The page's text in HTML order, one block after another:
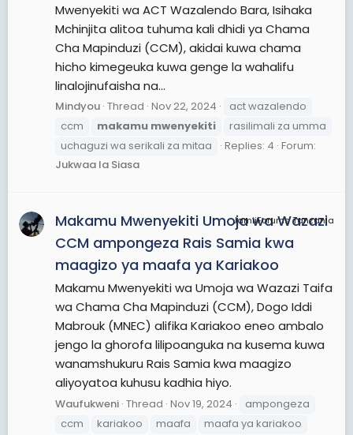
Mwenyekiti wa ACT Wazalendo Bara, Isihaka
Mchinjita alitoa tuhuma kali dhidi ya Chama
Cha Mapinduzi (CCM), akidai kuwa chama
hicho kimegeuka kuwa genge la wahalifu
linalojinufaisha na...
Mindyou Thread Nov 22, 2024
act wazalendo
ccm
makamu mwenyekiti
rasilimali za umma
uchaguzi wa serikali za mitaa
Replies: 4 Forum:
Jukwaa la Siasa
JamiiForums Tanzania
Makamu Mwenyekiti Umoja wa Wazazi
CCM ampongeza Rais Samia kwa
maagizo ya maafa ya Kariakoo
Makamu Mwenyekiti wa Umoja wa Wazazi Taifa
wa Chama Cha Mapinduzi (CCM), Dogo Iddi
Mabrouk (MNEC) alifika Kariakoo eneo ambalo
jengo la ghorofa lilipoanguka na kusema kuwa
wanamshukuru Rais Samia kwa maagizo
aliyoyatoa kuhusu kadhia hiyo.
Waufukweni Thread Nov 19, 2024
ampongeza
ccm
kariakoo maafa
maafa ya kariakoo